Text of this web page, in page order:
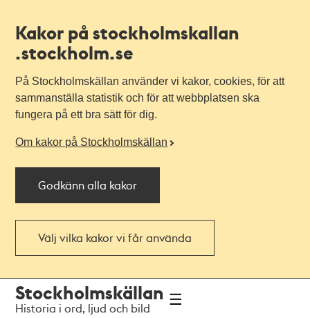
Kakor på stockholmskallan
.stockholm.se
På Stockholmskällan använder vi kakor, cookies, för att
sammanställa statistik och för att webbplatsen ska
fungera på ett bra sätt för dig.
Om kakor på Stockholmskällan
Godkänn alla kakor
Välj vilka kakor vi får använda
navigationen
huvudinnehållet
Stockholmskällan
Historia i ord, ljud och bild